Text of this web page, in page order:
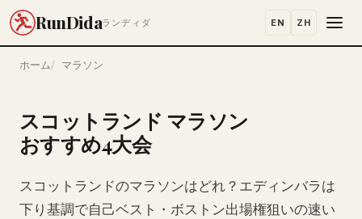
RunDidaランディダ EN ZH
ホーム マラソン
スコットランド マラソン
おすすめ4大会
スコットランドのマラソンはどれ？エディンバラは
下り基調で自己ベスト・ボストン出場権狙いの速い